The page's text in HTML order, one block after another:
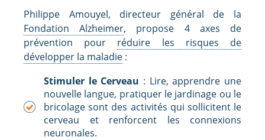
Philippe Amouyel, directeur général de la
Fondation Alzheimer, propose 4 axes de
prévention pour réduire les risques de
développer la maladie :
Stimuler le Cerveau : Lire, apprendre une
nouvelle langue, pratiquer le jardinage ou le
bricolage sont des activités qui sollicitent le
cerveau et renforcent les connexions
neuronales.